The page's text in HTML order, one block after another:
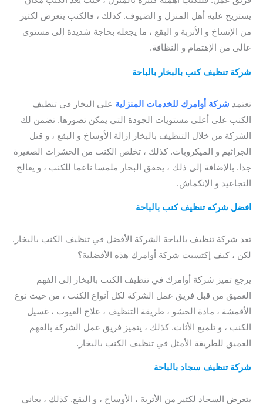
يستريح عليه أهل المنزل و الضيوف. كذلك ، فالكنب يتعرض لكثير
من الإتساخ و الأتربة و البقع ، ما يجعله بحاجة شديدة إلى مستوى
عالى من الإهتمام و النظافة.
شركة تنظيف كنب بالبخار بالباحة
تعتمد شركة أوامرك للخدمات المنزلية على البخار في تنظيف
الكنب على أعلى مستويات الجودة التي يمكن تصورها. تضمن لك
الشركة من خلال التنظيف بالبخار إزالة الأوساخ و البقع ، و قتل
الجراثيم و الميكروبات. كذلك ، تخلص الكنب من الحشرات الصغيرة
جدا. بالإضافة إلى ذلك ، يحقق البخار ملمسا ناعما للكنب ، و يعالج
التجاعيد و الإنكماش.
افضل شركه تنظيف كنب بالباحة
تعد شركة تنظيف بالباحة الشركة الأفضل في تنظيف الكنب بالبخار.
لكن ، كيف إكتسبت شركة أوامرك هذه الأفضلية؟
يرجع تميز شركة أوامرك في تنظيف الكنب بالبخار إلى الفهم
العميق من قبل فريق عمل الشركة لكل أنواع الكنب ، من حيث نوع
الأقمشة ، مادة الحشو ، طريقة التنظيف ، علاج العيوب ، غسيل
الكنب ، و تلميع الأثاث. كذلك ، يتميز فريق عمل الشركة بالفهم
العميق للطريقة الأمثل في تنظيف الكنب بالبخار.
شركة تنظيف سجاد بالباحة
يتعرض السجاد لكثير من الأتربة ، الأوساخ ، و البقع. كذلك ، يعاني